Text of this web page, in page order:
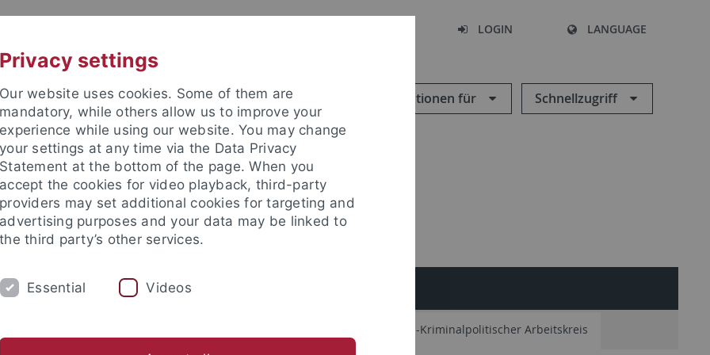
LOGIN LANGUAGE
Informationen für Schnellzugriff
FORSCHUNG LEHRE
Kriminologisch-Kriminalpolitischer Arbeitskreis
Privacy settings
Our website uses cookies. Some of them are
mandatory, while others allow us to improve your
experience while using our website. You may change
your settings at any time via the Data Privacy
Statement at the bottom of the page. When you
accept the cookies for video playback, third-party
providers may set additional cookies for targeting and
advertising purposes and your data may be linked to
the third party’s other services.
Essential Videos